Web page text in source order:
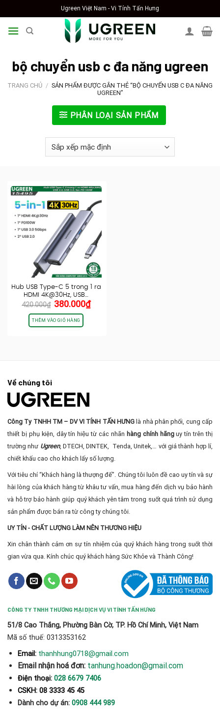
to
content
Ugreen Việt Nam - Vi Tính Tấn Hưng
bộ chuyển usb c đa năng ugreen
TRANG CHỦ / SẢN PHẨM ĐƯỢC GẮN THẺ “BỘ CHUYỂN USB C ĐA NĂNG
UGREEN”
PHÂN LOẠI SẢN PHẨM
Hub USB Type-C 5 trong 1 ra
HDMI 4K@30Hz, USB…
420.000₫ Giá
gốc
là:
420.000₫.
380.000₫Giá
THÊM VÀO GIỎ HÀNG
Về chúng tôi
Công Ty TNHH TM – DV VI TÍNH TẤN HƯNG là nhà phân phối, cung cấp
thiết bị phụ kiện, dây tín hiệu từ các nhãn hàng chính hãnguy tín trên thị
trường như Ugreen, DTECH, DINTEK, Tenda, Unitek,… với giá thành hợp lí,
chiết khấu cao cho khách lấy số lượng.
Với tiêu chí “Khách hàng là thượng đế”. Chúng tôi luôn đề cao uy tín và sự
hài lòng của khách hàng từ khâu tư vấn, mua hàng đến dịch vụ bảo hành
và hỗ trợ bảo hành giúp quý khách yên tâm trong suốt quá trình sử dụng
sản phẩm được bán ra từ công ty chúng tôi.
UY TÍN - CHẤT LƯỢNG LÀM NÊN THƯƠNG HIỆU
Xin chân thành cảm ơn sự tín nhiệm của quý khách hàng trong suốt thời
gian vừa qua. Kính chúc quý khách hàng Sức Khỏe và Thành Công!
CÔNG TY TNHH THƯƠNG MẠI DỊCH VỤ VI TÍNH TẤN HƯNG
51/8 Cao Thắng, Phường Bàn Cờ, TP. Hồ Chí Minh, Việt Nam
Mã số thuế: 0313353162
Email: thanhhung0718@gmail.com
Email nhận hoá đơn: tanhung.hoadon@gmail.com
Điện thoại: 028 6679 7406
CSKH: 08 3333 45 45
Dành cho dự án: 0908 444 989